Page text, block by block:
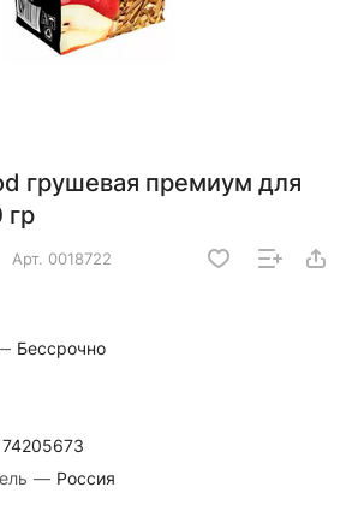
грушевая премиум для
гр
Арт. 0018722
Бессрочно
— Россия